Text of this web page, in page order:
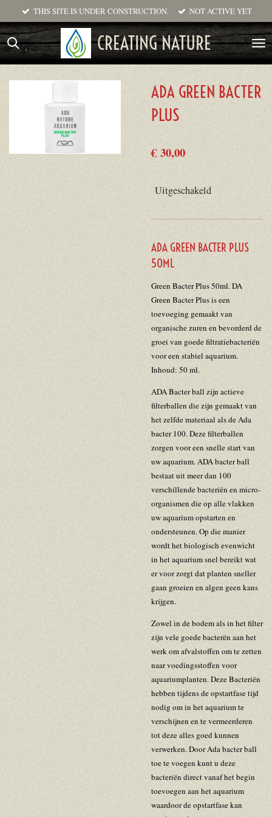
direct
naar
de
CREATING NATURE
THIS SITE IS UNDER CONSTRUCTION. NOT ACTIVE YET
ADA GREEN BACTER
PLUS
€ 30,00
Uitgeschakeld
ADA GREEN BACTER PLUS
50ML
Green Bacter Plus 50ml. DA
Green Bacter Plus is een
toevoeging gemaakt van
organische zuren en bevorderd de
groei van goede filtratiebacteriën
voor een stabiel aquarium.
Inhoud: 50 ml.
ADA Bacter ball zijn actieve
filterballen die zijn gemaakt van
het zelfde materiaal als de Ada
bacter 100. Deze filterballen
zorgen voor een snelle start van
uw aquarium. ADA bacter ball
bestaat uit meer dan 100
verschillende bacteriën en micro-
organismen die op alle vlakken
uw aquarium opstarten en
ondersteunen. Op die manier
wordt het biologisch evenwicht
in het aquarium snel bereikt wat
er voor zorgt dat planten sneller
gaan groeien en algen geen kans
krijgen.
Zowel in de bodem als in het filter
zijn vele goede bacterën aan het
werk om afvalstoffen om te zetten
naar voedingsstoffen voor
aquariumplanten. Deze Bacteriën
hebben tijdens de opstartfase tijd
nodig om in het aquarium te
verschijnen en te vermeerderen
tot deze alles goed kunnen
verwerken. Door Ada bacter ball
toe te voegen kunt u deze
bacteriën direct vanaf het begin
toevoegen aan het aquarium
waardoor de opstartfase kan